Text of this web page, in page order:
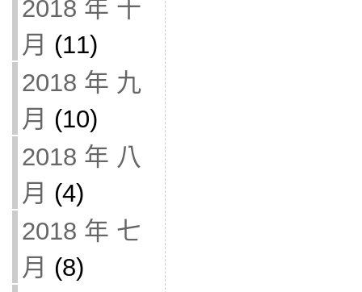
2018 年 十
月 (11)
2018 年 九
月 (10)
2018 年 八
月 (4)
2018 年 七
月 (8)